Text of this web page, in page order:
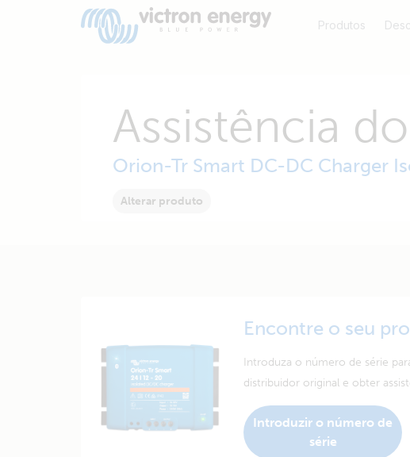
Produtos
Assistência
Orion-Tr Smart DC-DC Charger
Alterar produto
Encontre o seu
Introduza o número de série
distribuidor original e obter
Introduzir o número de
série